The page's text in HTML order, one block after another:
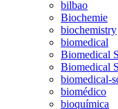
bilbao
Biochemie
biochemistry
biomedical
Biomedical
Biomedical
biomedical-
biomédico
bioquímica